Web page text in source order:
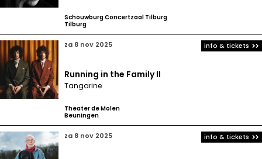
Schouwburg Concertzaal Tilburg
Tilburg
za 8 nov 2025
Running in the Family II
Tangarine
Theater de Molen
Beuningen
info & tickets
za 8 nov 2025 info & tickets